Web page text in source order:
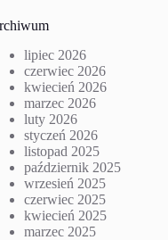
lipiec 2026
czerwiec 2026
kwiecień 2026
marzec 2026
luty 2026
styczeń 2026
listopad 2025
październik 2025
wrzesień 2025
czerwiec 2025
kwiecień 2025
marzec 2025